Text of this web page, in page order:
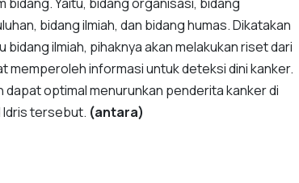
Yaitu, bidang organisasi, bidang
bidang ilmiah, dan bidang humas. Dikatakan
ilmiah, pihaknya akan melakukan riset dari
memperoleh informasi untuk deteksi dini kanker.
optimal menurunkan penderita kanker di
Idris tersebut. (antara)